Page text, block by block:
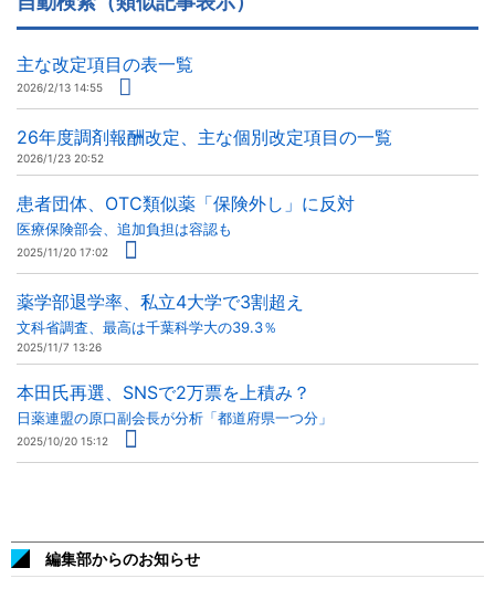
主な改定項目の表一覧
2026/2/13 14:55
26年度調剤報酬改定、主な個別改定項目の一覧
2026/1/23 20:52
患者団体、OTC類似薬「保険外し」に反対
医療保険部会、追加負担は容認も
2025/11/20 17:02
薬学部退学率、私立4大学で3割超え
文科省調査、最高は千葉科学大の39.3％
2025/11/7 13:26
本田氏再選、SNSで2万票を上積み？
日薬連盟の原口副会長が分析「都道府県一つ分」
2025/10/20 15:12
編集部からのお知らせ